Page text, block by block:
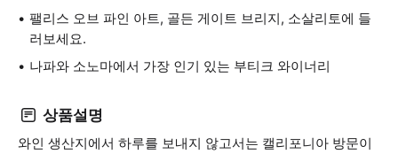
팰리스 오브 파인 아트, 골든 게이트 브리지, 소살리토에 들
러보세요.
나파와 소노마에서 가장 인기 있는 부티크 와이너리
상품설명
와인 생산지에서 하루를 보내지 않고서는 캘리포니아 방문이